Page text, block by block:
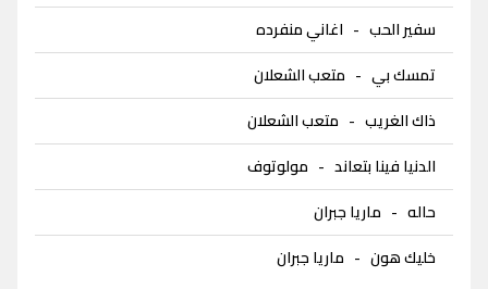
سفير الحب - اغاني منفرده
تمسك بي - متعب الشعلان
ذاك الغريب - متعب الشعلان
الدنيا فينا بتعاند - مولوتوف
حاله - ماريا جبران
خليك هون - ماريا جبران